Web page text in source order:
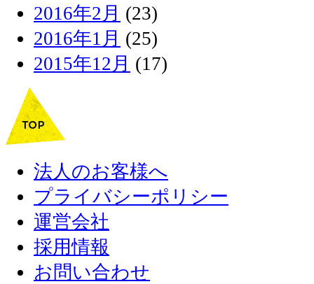
2016年2月 (23)
2016年1月 (25)
2015年12月 (17)
法人のお客様へ
プライバシーポリシー
運営会社
採用情報
お問い合わせ